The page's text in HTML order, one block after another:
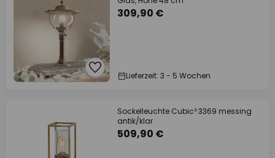
309,90 €
Lieferzeit: 3 - 5 Wochen
Sockelleuchte Cubic³ 3369 messing
antik/klar
509,90 €